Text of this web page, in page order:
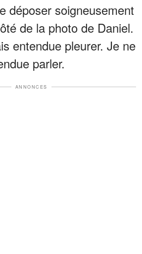
déposer soigneusement
de la photo de Daniel.
entendue pleurer. Je ne
parler.
ANNONCES